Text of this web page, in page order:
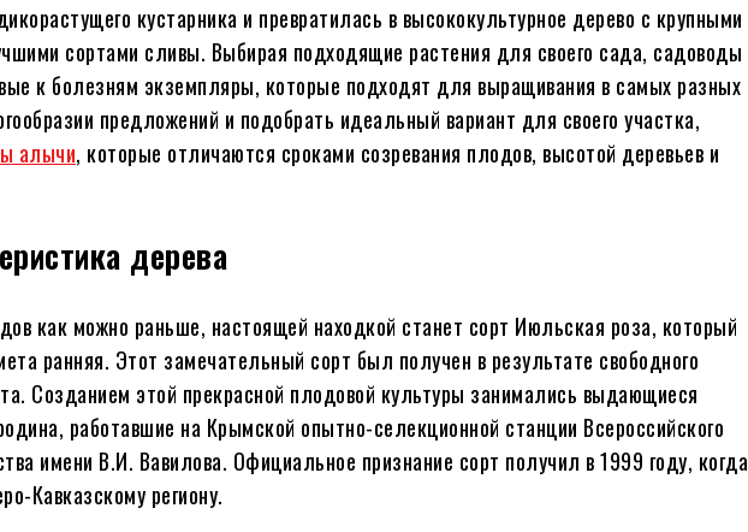
кустарника и превратилась в высококультурное дерево с крупными
сортами сливы. Выбирая подходящие растения для своего сада, садоводы
к болезням экземпляры, которые подходят для выращивания в самых разных
предложений и подобрать идеальный вариант для своего участка,
алычи, которые отличаются сроками созревания плодов, высотой деревьев и
дерева
как можно раньше, настоящей находкой станет сорт Июльская роза, который
ранняя. Этот замечательный сорт был получен в результате свободного
Созданием этой прекрасной плодовой культуры занимались выдающиеся
работавшие на Крымской опытно-селекционной станции Всероссийского
имени В.И. Вавилова. Официальное признание сорт получил в 1999 году, когда
Кавказскому региону.